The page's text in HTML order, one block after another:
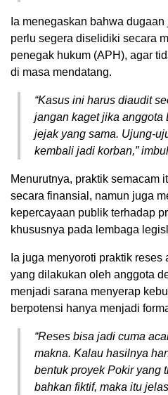
Ia menegaskan bahwa
perlu segera diselidiki secara
penegak hukum (APH), agar
di masa mendatang.
“Kasus ini harus diaudit
jangan kaget jika anggota
jejak yang sama. Ujung-
kembali jadi korban,”
Menurutnya, praktik semacam
secara finansial, namun juga
kepercayaan publik terhadap
khususnya pada lembaga
Ia juga menyoroti praktik
yang dilakukan oleh anggota
menjadi sarana menyerap
berpotensi hanya menjadi
“Reses bisa jadi cuma
makna. Kalau hasilnya
bentuk proyek Pokir yang
bahkan fiktif, maka itu